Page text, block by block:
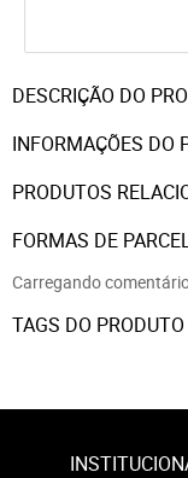
DESCRIÇÃO DO
INFORMAÇÕES DO
PRODUTOS
FORMAS DE
Carregando
TAGS DO PRODUTO